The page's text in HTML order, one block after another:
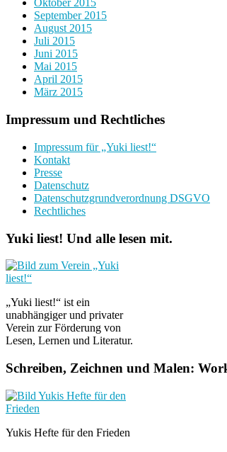
Oktober 2015
September 2015
August 2015
Juli 2015
Juni 2015
Mai 2015
April 2015
März 2015
Impressum und Rechtliches
Impressum für „Yuki liest!“
Kontakt
Presse
Datenschutz
Datenschutzgrundverordnung DSGVO
Rechtliches
Yuki liest! Und alle lesen mit.
„Yuki liest!“ ist ein
unabhängiger und privater
Verein zur Förderung von
Lesen, Lernen und Literatur.
Schreiben, Zeichnen und Malen:
Yukis Hefte für den Frieden